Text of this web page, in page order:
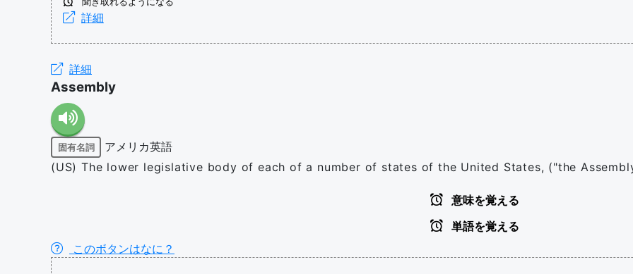
詳細
詳細
Assembly
固有名詞
アメリカ英語
(US) The lower legislative body of each of a number of states of the United States, ("the
意味を覚える
単語を覚える
このボタンはなに？